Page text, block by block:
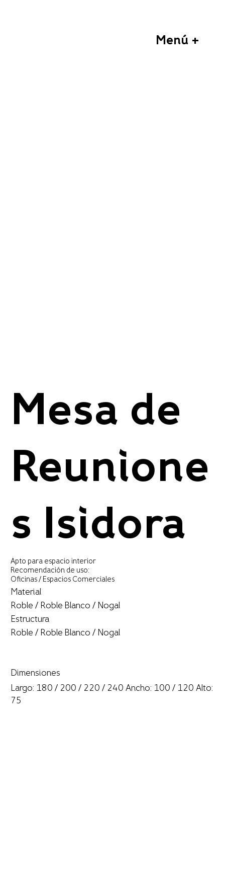
Menú +
Mesa de
Reunione
s Isidora
Apto para espacio interior
Recomendación de uso:
Oficinas / Espacios Comerciales
Material
Roble / Roble Blanco / Nogal
Estructura
Roble / Roble Blanco / Nogal
Dimensiones
Largo: 180 / 200 / 220 / 240 Ancho: 100 / 120 Alto:
75